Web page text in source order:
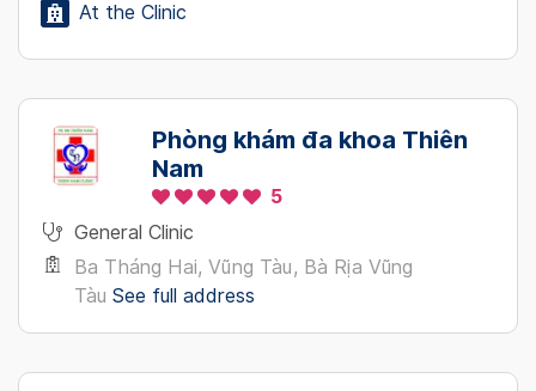
At the Clinic
Phòng khám đa khoa Thiên
Nam
5
General Clinic
Ba Tháng Hai, Vũng Tàu, Bà Rịa Vũng
Tàu See full address